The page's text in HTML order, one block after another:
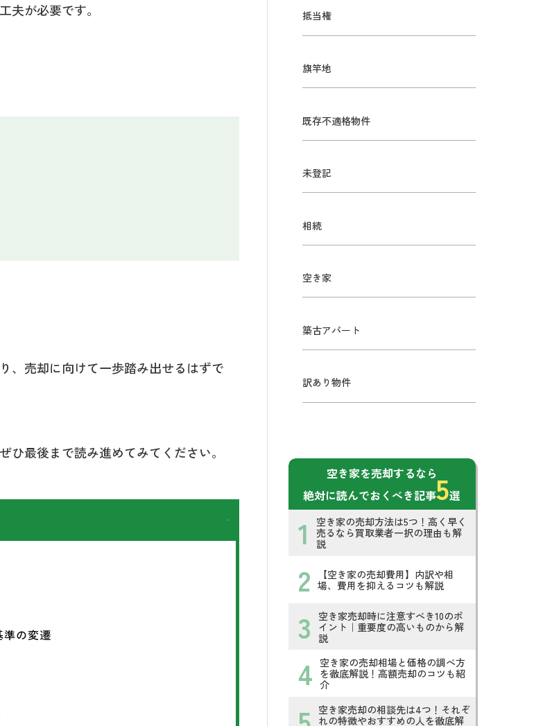
夫が必要です。
、売却に向けて一歩踏み出せるはずで
最後まで読み進めてみてください。
の変遷
抵当権
旗竿地
既存不適格物件
未登記
相続
空き家
築古アパート
訳あり物件
空き家を売却するなら
絶対に読んでおくべき記事5選
空き家の売却方法は5つ！高く早く
売るなら買取業者一択の理由も解
説
【空き家の売却費用】内訳や相
場、費用を抑えるコツも解説
空き家売却時に注意すべき10のポ
イント｜重要度の高いものから解
説
空き家の売却相場と価格の調べ方
を徹底解説！高額売却のコツも紹
介
空き家売却の相談先は4つ！それぞ
れの特徴やおすすめの人を徹底解